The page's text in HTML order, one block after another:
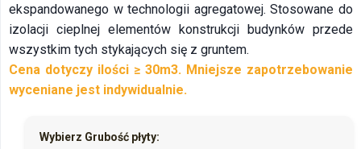
ekspandowanego w technologii agregatowej. Stosowane do
izolacji cieplnej elementów konstrukcji budynków przede
wszystkim tych stykających się z gruntem.
Cena dotyczy ilości ≥ 30m3. Mniejsze zapotrzebowanie
wyceniane jest indywidualnie.
Wybierz Grubość płyty: